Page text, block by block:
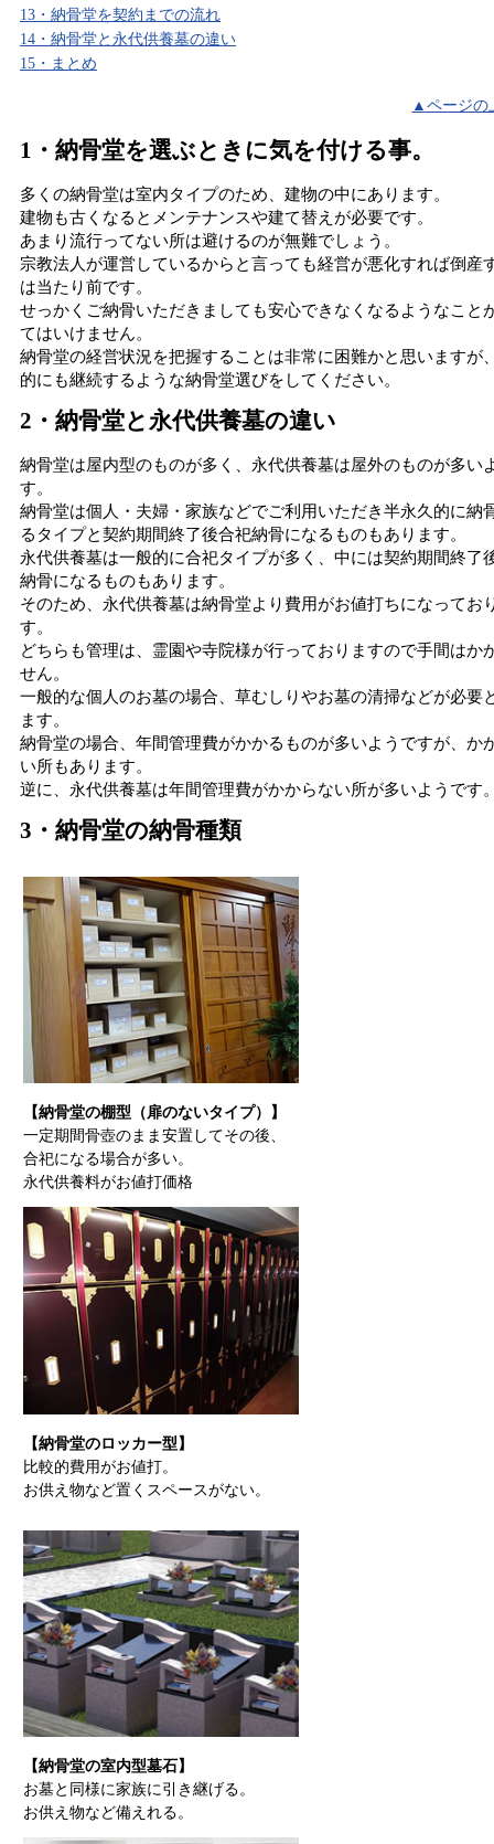
13・納骨堂を契約までの流れ
14・納骨堂と永代供養墓の違い
15・まとめ
▲ページの
1・納骨堂を選ぶときに気を付ける事。
多くの納骨堂は室内タイプのため、建物の中にあります。
建物も古くなるとメンテナンスや建て替えが必要です。
あまり流行ってない所は避けるのが無難でしょう。
宗教法人が運営しているからと言っても経営が悪化すれば倒産
は当たり前です。
せっかくご納骨いただきましても安心できなくなるようなこと
てはいけません。
納骨堂の経営状況を把握することは非常に困難かと思いますが
的にも継続するような納骨堂選びをしてください。
2・納骨堂と永代供養墓の違い
納骨堂は屋内型のものが多く、永代供養墓は屋外のものが多い
す。
納骨堂は個人・夫婦・家族などでご利用いただき半永久的に納
るタイプと契約期間終了後合祀納骨になるものもあります。
永代供養墓は一般的に合祀タイプが多く、中には契約期間終了
納骨になるものもあります。
そのため、永代供養墓は納骨堂より費用がお値打ちになってお
す。
どちらも管理は、霊園や寺院様が行っておりますので手間はか
せん。
一般的な個人のお墓の場合、草むしりやお墓の清掃などが必要
ます。
納骨堂の場合、年間管理費がかかるものが多いようですが、か
い所もあります。
逆に、永代供養墓は年間管理費がかからない所が多いようです
3・納骨堂の納骨種類
【納骨堂の棚型（扉のないタイプ）】
一定期間骨壺のまま安置してその後、
合祀になる場合が多い。
永代供養料がお値打価格
【納骨堂のロッカー型】
比較的費用がお値打。
お供え物など置くスペースがない。
【納骨堂の室内型墓石】
お墓と同様に家族に引き継げる。
お供え物など備えれる。